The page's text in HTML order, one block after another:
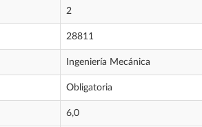
2
28811
Ingeniería Mecánica
Obligatoria
6,0